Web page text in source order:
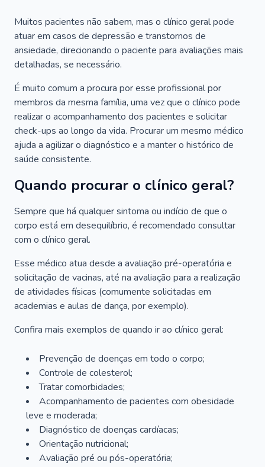
Muitos pacientes não sabem, mas o clínico geral pode
atuar em casos de depressão e transtornos de
ansiedade, direcionando o paciente para avaliações mais
detalhadas, se necessário.
É muito comum a procura por esse profissional por
membros da mesma família, uma vez que o clínico pode
realizar o acompanhamento dos pacientes e solicitar
check-ups ao longo da vida. Procurar um mesmo médico
ajuda a agilizar o diagnóstico e a manter o histórico de
saúde consistente.
Quando procurar o clínico geral?
Sempre que há qualquer sintoma ou indício de que o
corpo está em desequilíbrio, é recomendado consultar
com o clínico geral.
Esse médico atua desde a avaliação pré-operatória e
solicitação de vacinas, até na avaliação para a realização
de atividades físicas (comumente solicitadas em
academias e aulas de dança, por exemplo).
Confira mais exemplos de quando ir ao clínico geral:
Prevenção de doenças em todo o corpo;
Controle de colesterol;
Tratar comorbidades;
Acompanhamento de pacientes com obesidade
leve e moderada;
Diagnóstico de doenças cardíacas;
Orientação nutricional;
Avaliação pré ou pós-operatória;